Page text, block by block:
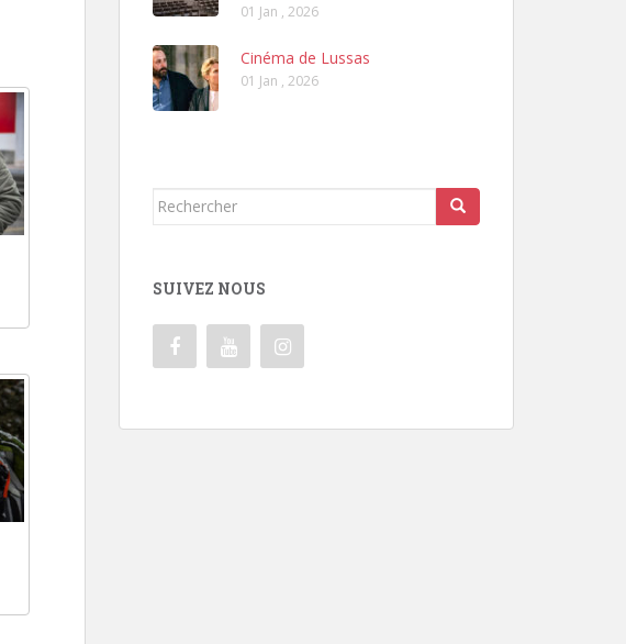
01 Jan , 2026
Cinéma de Lussas
01 Jan , 2026
Rechercher...
SUIVEZ NOUS